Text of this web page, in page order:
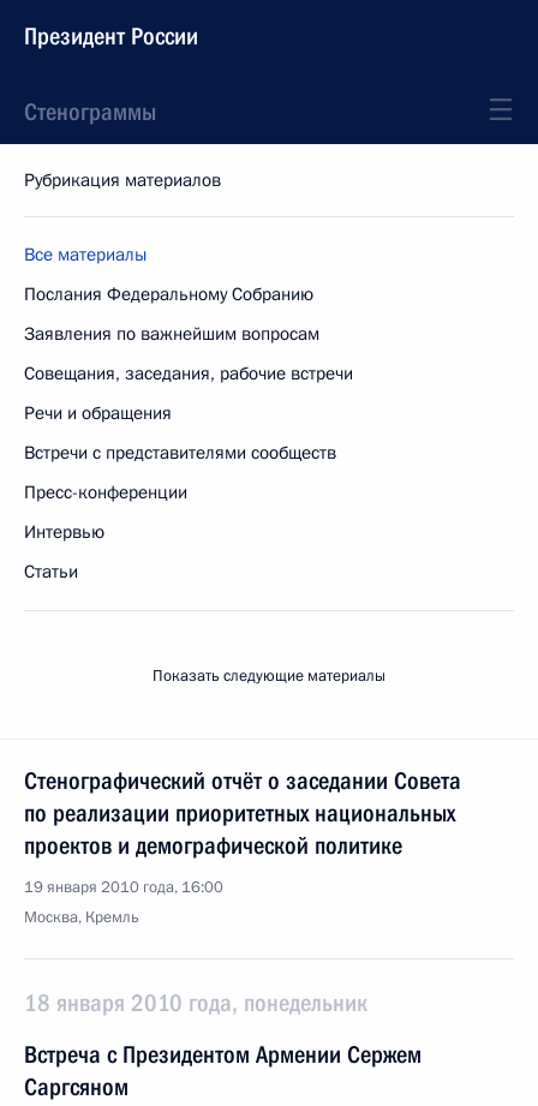
Президент России
Стенограммы
Рубрикация материалов
Все материалы
Послания Федеральному Собранию
Заявления по важнейшим вопросам
Совещания, заседания, рабочие встречи
Речи и обращения
Встречи с представителями сообществ
Пресс-конференции
Интервью
Статьи
Показать следующие материалы
Стенографический отчёт о заседании Совета
по реализации приоритетных национальных
проектов и демографической политике
19 января 2010 года, 16:00
Москва, Кремль
18 января 2010 года, понедельник
Встреча с Президентом Армении Сержем
Саргсяном